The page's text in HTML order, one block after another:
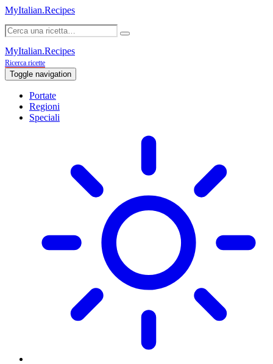
MyItalian.Recipes
MyItalian.Recipes
Ricerca ricette
Toggle navigation
Portate
Regioni
Speciali